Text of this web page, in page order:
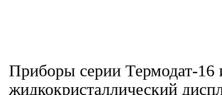
Приборы серии Термодат-16
жидкокристаллический